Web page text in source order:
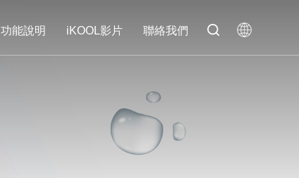
功能說明 iKOOL影片 聯絡我們